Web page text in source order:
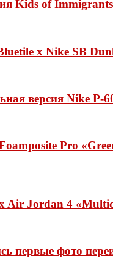
Kids of
x Nike SB
версия Nike P-
Pro
Air Jordan 4
первые фото